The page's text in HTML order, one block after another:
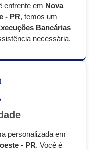
enfrente em Nova
- PR, temos um
Bancárias
necessária.
personalizada em
- PR. Você é